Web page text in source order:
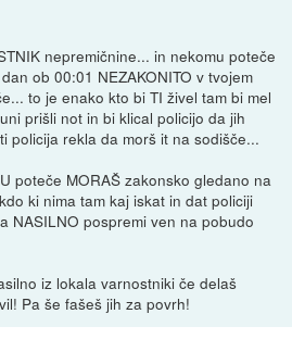
nepremičnine... in nekomu poteče
ob 00:01 NEZAKONITO v tvojem
to je enako kto bi TI živel tam bi mel
prišli not in bi klical policijo da jih
policija rekla da morš it na sodišče...
poteče MORAŠ zakonsko gledano na
ki nima tam kaj iskat in dat policiji
NASILNO pospremi ven na pobudo
iz lokala varnostniki če delaš
Pa še fašeš jih za povrh!